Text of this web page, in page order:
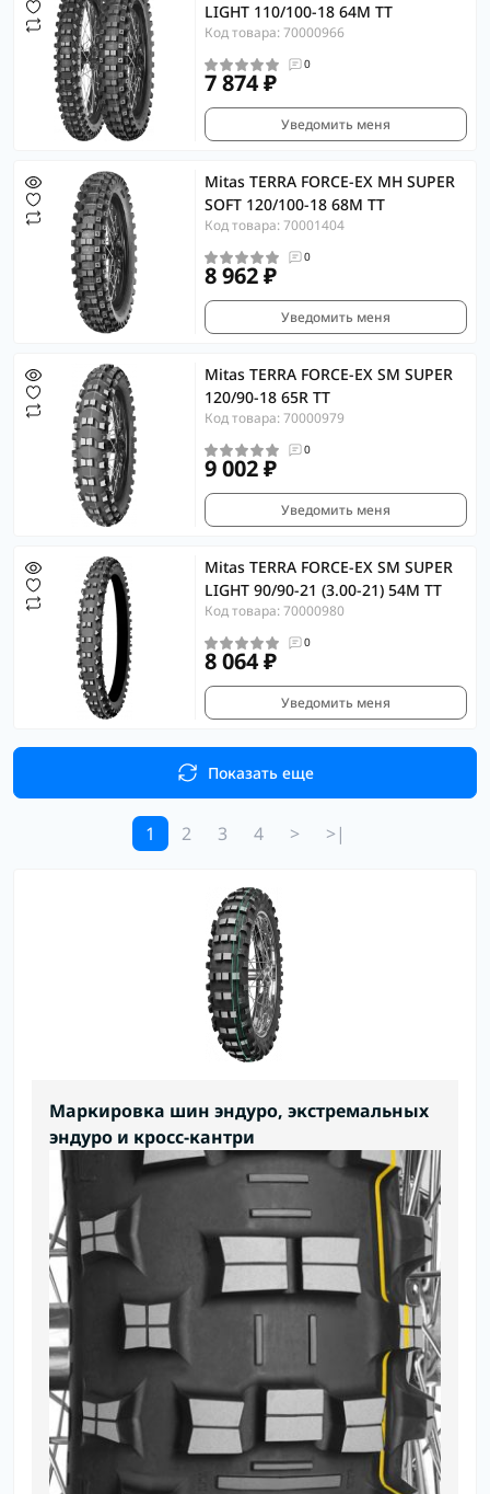
LIGHT 110/100-18 64M TT
Код товара: 70000966
0
7 874 ₽
Уведомить меня
Mitas TERRA FORCE-EX MH SUPER
SOFT 120/100-18 68M TT
Код товара: 70001404
0
8 962 ₽
Уведомить меня
Mitas TERRA FORCE-EX SM SUPER
120/90-18 65R TT
Код товара: 70000979
0
9 002 ₽
Уведомить меня
Mitas TERRA FORCE-EX SM SUPER
LIGHT 90/90-21 (3.00-21) 54M TT
Код товара: 70000980
0
8 064 ₽
Уведомить меня
Показать еще
1 2 3 4 > >|
Маркировка шин эндуро, экстремальных
эндуро и кросс-кантри